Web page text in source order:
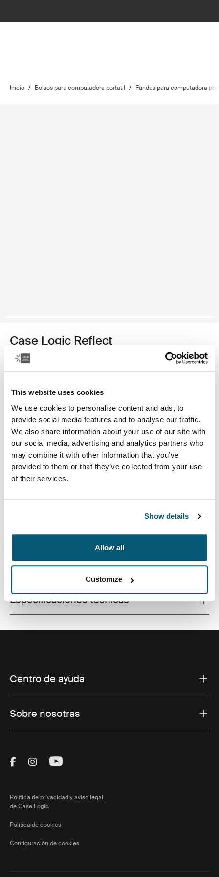
This website uses cookies
We use cookies to personalise content and ads, to
provide social media features and to analyse our traffic.
We also share information about your use of our site with
our social media, advertising and analytics partners who
may combine it with other information that you’ve
provided to them or that they’ve collected from your use
of their services.
Show details
Allow all
Customize
Inicio / Bolsos para computadora portátil / Fundas para computadora
Case Logic Reflect
funda para computadora portátil de 16 pulgadas
Color
Case Logic Reflect 16" Laptop Sleeve Negro (selected)
Case Logic Reflect 16" Laptop Sleeve Verde
Case Logic Reflect 16" Laptop Sleeve Dark Blue
fabricada con una espuma con memoria que brinda
Todas las características
Especificaciones técnicas
Centro de ayuda
Sobre nosotras
Visit Thule on Facebook (external link)
Visit Thule on Instagram (external link)
Visit Thule on Youtube (external
Política de privacidad y aviso legal
de Case Logic
Política de cookies
Configuración de cookies